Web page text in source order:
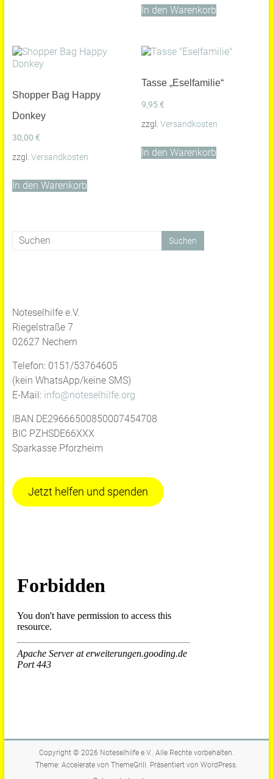
In den Warenkorb
Shopper Bag Happy
Donkey
30,00 €
zzgl. Versandkosten
In den Warenkorb
Tasse „Eselfamilie“
9,95€
zzgl.Versandkosten
In den Warenkorb
Noteselhilfe e.V.
Riegelstraße 7
02627 Nechern
Telefon: 0151/53764605
(kein WhatsApp/keine SMS)
E-Mail: info@noteselhilfe.org
IBAN DE29666500850007454708
BIC PZHSDE66XXX
Sparkasse Pforzheim
Jetzt helfen und spenden
Copyright © 2026 Noteselhilfe e.V. . Alle Rechte vorbehalten.
Theme: Acceleratevon ThemeGrill. Präsentiert von WordPress.